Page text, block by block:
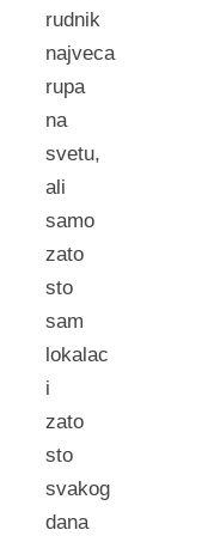
rudnik
najveca
rupa
na
svetu,
ali
samo
zato
sto
sam
lokalac
i
zato
sto
svakog
dana